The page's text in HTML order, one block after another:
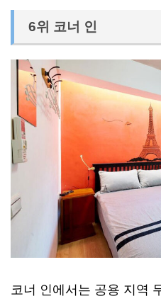
6위 코너 인
코너 인에서는 공용 지역